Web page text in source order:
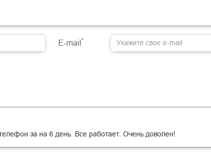
E-mail *
за на 6 день. Все работает. Очень доволен!